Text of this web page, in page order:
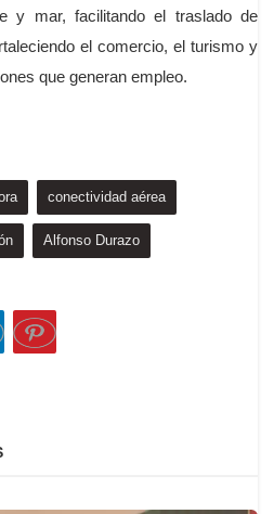
y mar, facilitando el traslado de
el comercio, el turismo y
que generan empleo.
conectividad aérea
Alfonso Durazo